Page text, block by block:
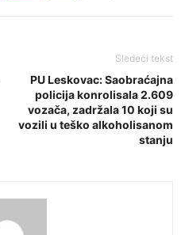
Sledeći tekst
PU Leskovac: Saobraćajna
policija konrolisala 2.609
vozača, zadržala 10 koji su
vozili u teško alkoholisanom
stanju